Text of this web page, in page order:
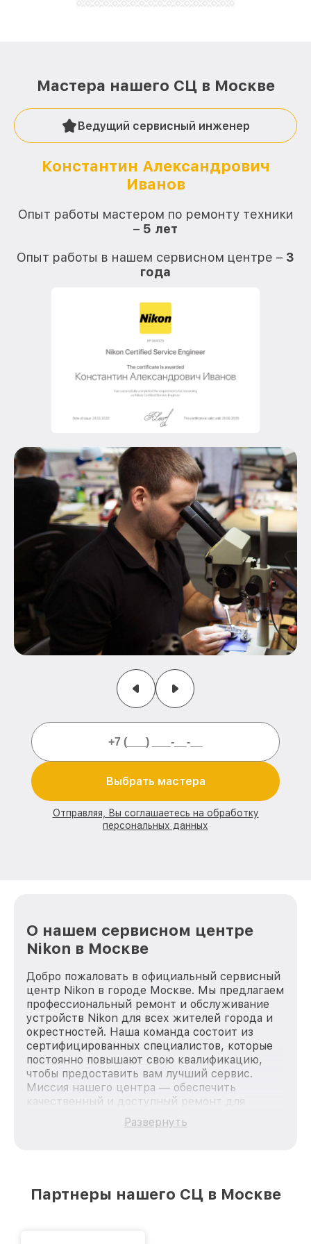
Мастера нашего СЦ в Москве
Ведущий сервисный инженер
Константин Александрович
Иванов
Опыт работы мастером по ремонту техники
– 5 лет
Опыт работы в нашем сервисном центре – 3
года
Выбрать мастера
Отправляя, Вы соглашаетесь на обработку
персональных данных
О нашем сервисном центре
Nikon в Москве
Добро пожаловать в официальный сервисный
центр Nikon в городе Москве. Мы предлагаем
профессиональный ремонт и обслуживание
устройств Nikon для всех жителей города и
окрестностей. Наша команда состоит из
сертифицированных специалистов, которые
постоянно повышают свою квалификацию,
чтобы предоставить вам лучший сервис.
Миссия нашего центра — обеспечить
качественный и доступный ремонт для
каждого пользователя продукции Nikon, вне
зависимости от сложности поломки. Мы
Москве, постоянно повышая уровень доверия
Развернуть
Партнеры нашего СЦ в Москве